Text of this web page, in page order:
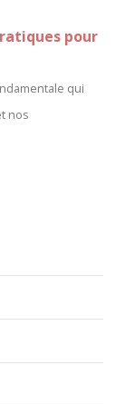
pour
qui
nos